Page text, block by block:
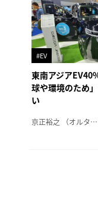
#EV
東南アジア
球や環境のため
い
京正裕之 （オルタナ副編集長）